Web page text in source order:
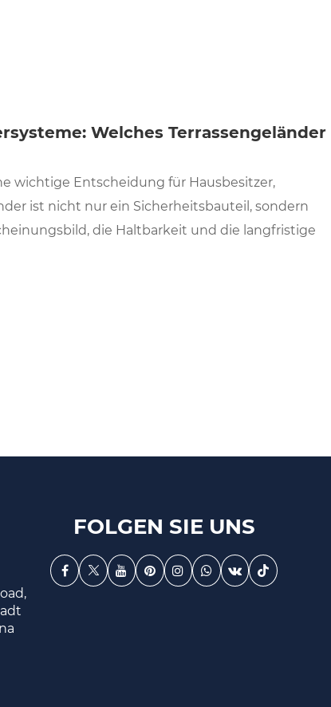
Welches Terrassengeländer
wichtige Entscheidung für Hausbesitzer,
ist nicht nur ein Sicherheitsbauteil, sondern
die Haltbarkeit und die langfristige
FOLGEN SIE UNS